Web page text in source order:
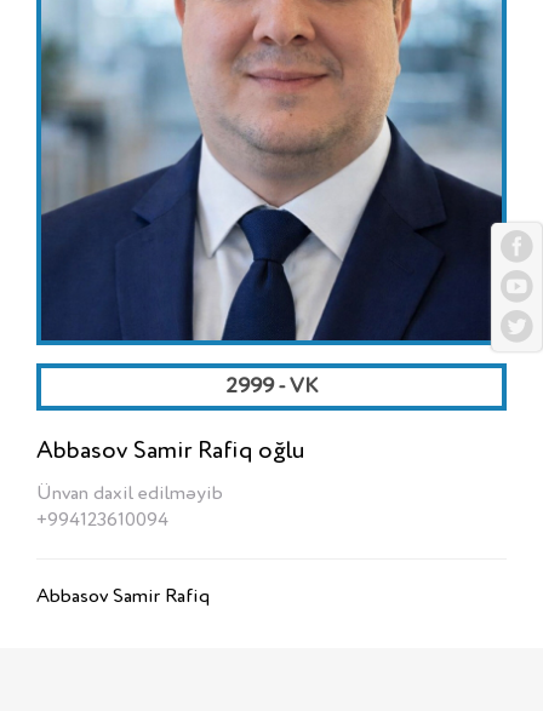
2999 - VK
Abbasov Samir Rafiq oğlu
Ünvan daxil edilməyib
+994123610094
Abbasov Samir Rafiq